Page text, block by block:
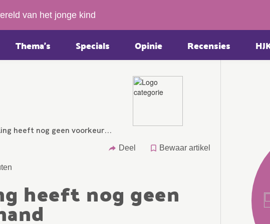
van het jonge kind
Thema’s
Specials Opinie Recensies
heeft nog geen voorkeur...
Deel Bewaar artikel
heeft nog geen
Theo de Groot